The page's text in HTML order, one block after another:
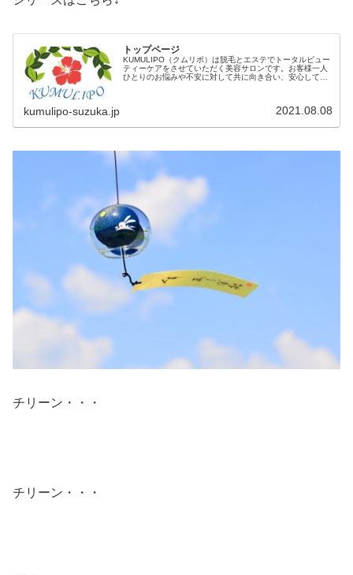
トップページ
KUMULIPO（クムリポ）は脱毛とエステでトータルビュー
ティーケアをさせていただく美容サロンです。お客様一人
ひとりのお悩みや不安に対して共に向き合い、安心して通
kumulipo-suzuka.jp 2021.08.08
チリーン・・・
チリーン・・・